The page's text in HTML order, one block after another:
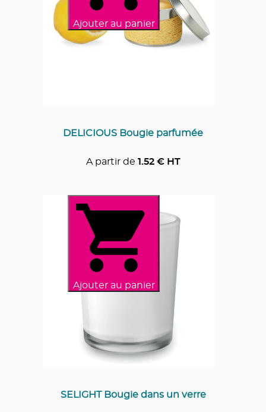
Ajouter au panier
DELICIOUS Bougie parfumée
A partir de 1.52€ HT
Ajouter au panier
SELIGHT Bougie dans un verre